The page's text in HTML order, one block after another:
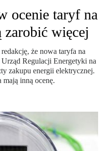
ocenie taryf na
zarobić więcej
że nowa taryfa na
Regulacji Energetyki na
zakupu energii elektrycznej.
inną ocenę.